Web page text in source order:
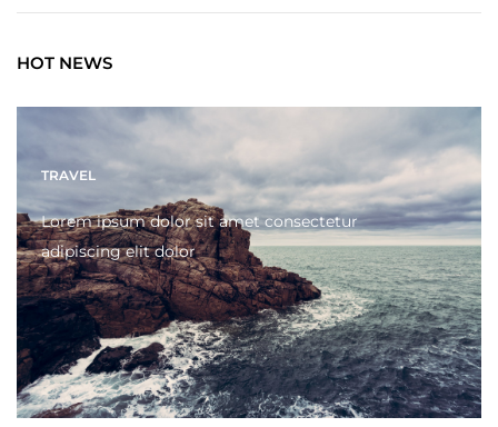
HOT NEWS
TRAVEL
Lorem ipsum dolor sit amet consectetur
adipiscing elit dolor